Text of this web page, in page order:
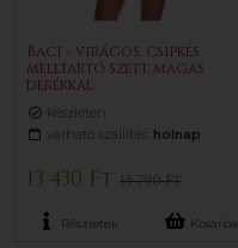
Baci - virágos, csipkés
melltartó szett, magas
derékkal
készleten
várható szállítás: holnap
13 430 Ft15 790 Ft
Részletek Kosárba